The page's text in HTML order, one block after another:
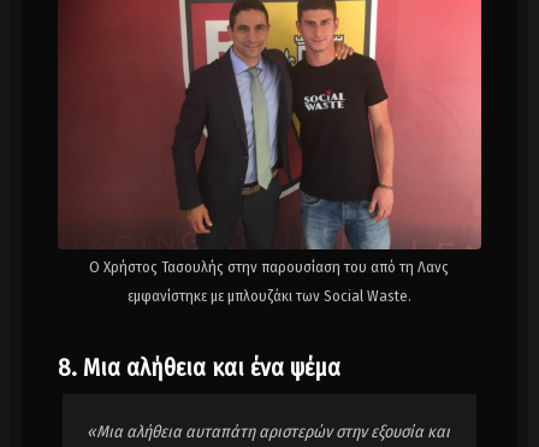
O Xρήστος Τασουλής στην παρουσίαση του από τη Λανς
εμφανίστηκε με μπλουζάκι των Social Waste.
8. Μια αλήθεια και ένα ψέμα
«Μια αλήθεια αυταπάτη αριστερών στην εξουσία και